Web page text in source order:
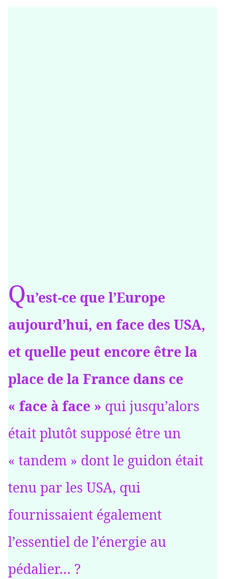
Qu’est-ce que l’Europe
aujourd’hui, en face des USA,
et quelle peut encore être la
place de la France dans ce
« face à face » qui jusqu’alors
était plutôt supposé être un
« tandem » dont le guidon était
tenu par les USA, qui
fournissaient également
l’essentiel de l’énergie au
pédalier… ?